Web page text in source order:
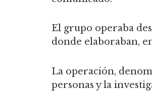
El grupo operaba
donde elaboraban,
La operación,
personas y la